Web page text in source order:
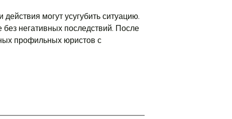
могут усугубить ситуацию.
негативных последствий. После
профильных юристов с